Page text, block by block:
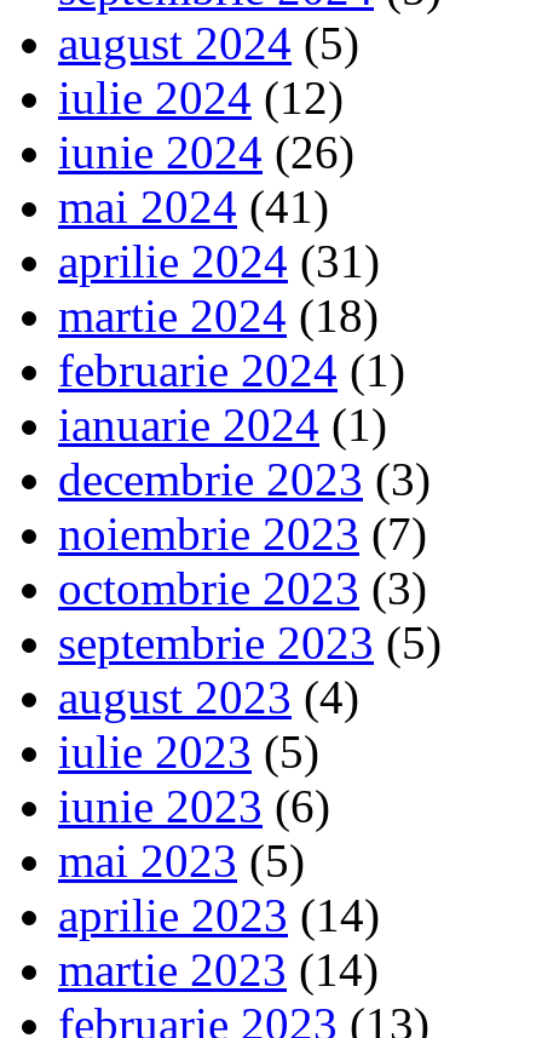
august 2024 (5)
iulie 2024 (12)
iunie 2024 (26)
mai 2024 (41)
aprilie 2024 (31)
martie 2024 (18)
februarie 2024 (1)
ianuarie 2024 (1)
decembrie 2023 (3)
noiembrie 2023 (7)
octombrie 2023 (3)
septembrie 2023 (5)
august 2023 (4)
iulie 2023 (5)
iunie 2023 (6)
mai 2023 (5)
aprilie 2023 (14)
martie 2023 (14)
februarie 2023 (13)